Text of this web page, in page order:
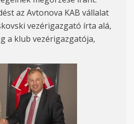
az Avtonova KAB vállalat
vezérigazgató írta alá,
a klub vezérigazgatója,